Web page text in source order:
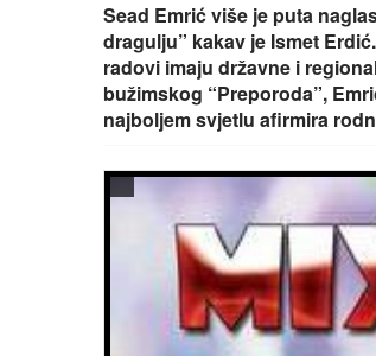
Sead Emrić više je puta
dragulju” kakav je Ismet
radovi imaju državne i
bužimskog “Preporoda”,
najboljem svjetlu afirmira